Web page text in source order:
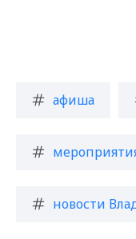
афиша
новости